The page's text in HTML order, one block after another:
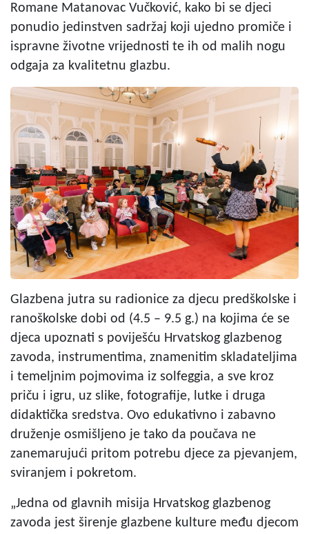
Romane Matanovac Vučković, kako bi se djeci
ponudio jedinstven sadržaj koji ujedno promiče i
ispravne životne vrijednosti te ih od malih nogu
odgaja za kvalitetnu glazbu.
Glazbena jutra su radionice za djecu predškolske i
ranoškolske dobi od (4.5 – 9.5 g.) na kojima će se
djeca upoznati s poviješću Hrvatskog glazbenog
zavoda, instrumentima, znamenitim skladateljima
i temeljnim pojmovima iz solfeggia, a sve kroz
priču i igru, uz slike, fotografije, lutke i druga
didaktička sredstva. Ovo edukativno i zabavno
druženje osmišljeno je tako da poučava ne
zanemarujući pritom potrebu djece za pjevanjem,
sviranjem i pokretom.
„Jedna od glavnih misija Hrvatskog glazbenog
zavoda jest širenje glazbene kulture među djecom